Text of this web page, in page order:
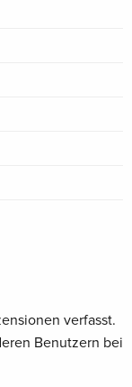
verfasst.
Benutzern bei